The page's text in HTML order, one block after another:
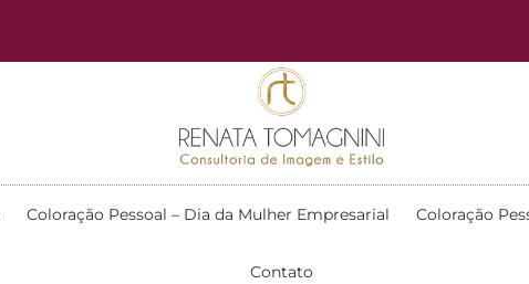
Coloração Pessoal – Dia da Mulher Empresarial Coloração
Contato